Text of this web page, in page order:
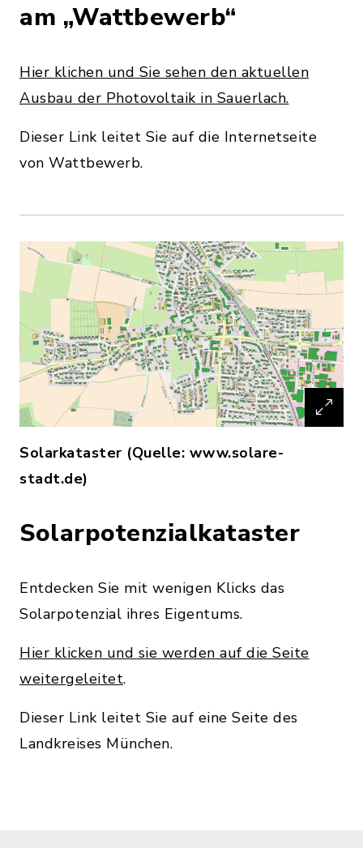
am „Wattbewerb“
Hier klichen und Sie sehen den aktuellen
Ausbau der Photovoltaik in Sauerlach.
Dieser Link leitet Sie auf die Internetseite
von Wattbewerb.
Solarkataster (Quelle: www.solare-
stadt.de)
Solarpotenzialkataster
Entdecken Sie mit wenigen Klicks das
Solarpotenzial ihres Eigentums.
Hier klicken und sie werden auf die Seite
weitergeleitet.
Dieser Link leitet Sie auf eine Seite des
Landkreises München.